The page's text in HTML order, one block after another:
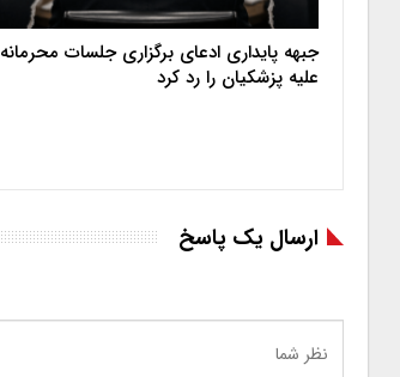
جبهه پایداری ادعای برگزاری جلسات محرمانه
علیه پزشکیان را رد کرد
ارسال یک پاسخ